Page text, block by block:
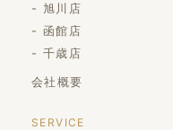
旭川店
函館店
千歳店
会社概要
SERVICE